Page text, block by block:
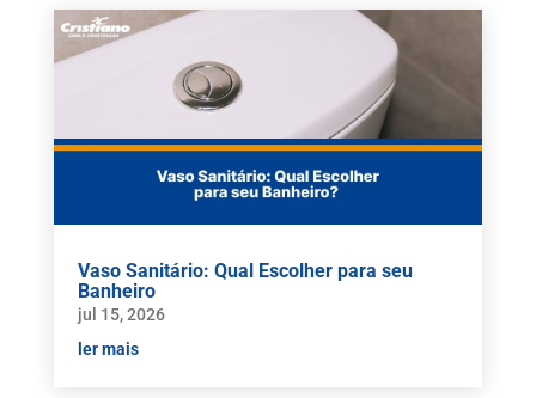
Vaso Sanitário: Qual Escolher para seu
Banheiro
jul 15, 2026
ler mais